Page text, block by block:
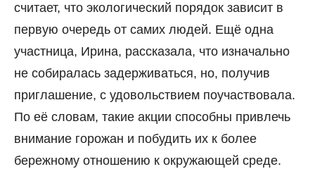
считает, что экологический порядок зависит в
первую очередь от самих людей. Ещё одна
участница, Ирина, рассказала, что изначально
не собиралась задерживаться, но, получив
приглашение, с удовольствием поучаствовала.
По её словам, такие акции способны привлечь
внимание горожан и побудить их к более
бережному отношению к окружающей среде.